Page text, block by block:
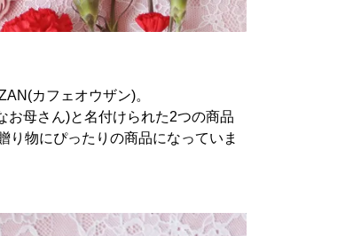
カフェオウザン)。
お母さん)と名付けられた2つの商品
り物にぴったりの商品になっていま